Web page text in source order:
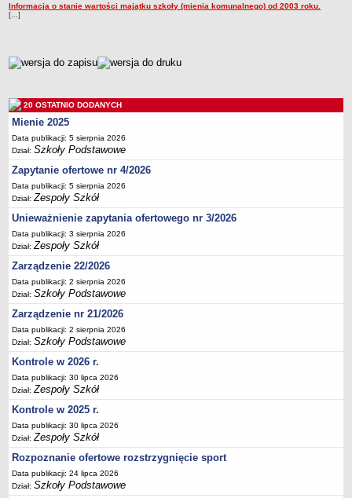
SPECJALNE OŚRODKI SZKOLNO-WYCHOWAWCZE
BURSA MIEJSKA
Dane podstawowe
Statut
Majątek
Godziny dyżurów
Ogłoszenie
Zarządzenia
Kontrole
Rejestry, ewidencje, archiwa
Sprawozdania
Deklaracja dostępności
PORADNIE PSYCHOLOGICZNO-PEDAGOGICZNE
Zespół Poradni
BIURO FINANSÓW OŚWIATY
Dane podstawowe
Statut
Majątek
Godziny dyżurów
Ogłoszenia
Zarządzenia
Informacja o stanie wartości majątku szkoły (mienia komunalnego) od 2003 roku.
[...]
metryczka
20 OSTATNIO DODANYCH
Mienie 2025
Data publikacji: 5 sierpnia 2026
Dział:Szkoły Podstawowe
Zapytanie ofertowe nr 4/2026
Data publikacji: 5 sierpnia 2026
Dział:Zespoły Szkół
Unieważnienie zapytania ofertowego nr 3/2026
Data publikacji: 3 sierpnia 2026
Dział:Zespoły Szkół
Zarządzenie 22/2026
Data publikacji: 2 sierpnia 2026
Dział:Szkoły Podstawowe
Zarządzenie nr 21/2026
Data publikacji: 2 sierpnia 2026
Dział:Szkoły Podstawowe
Kontrole w 2026 r.
Data publikacji: 30 lipca 2026
Dział:Zespoły Szkół
Kontrole w 2025 r.
Data publikacji: 30 lipca 2026
Dział:Zespoły Szkół
Rozpoznanie ofertowe rozstrzygnięcie sport
Data publikacji: 24 lipca 2026
Dział:Szkoły Podstawowe